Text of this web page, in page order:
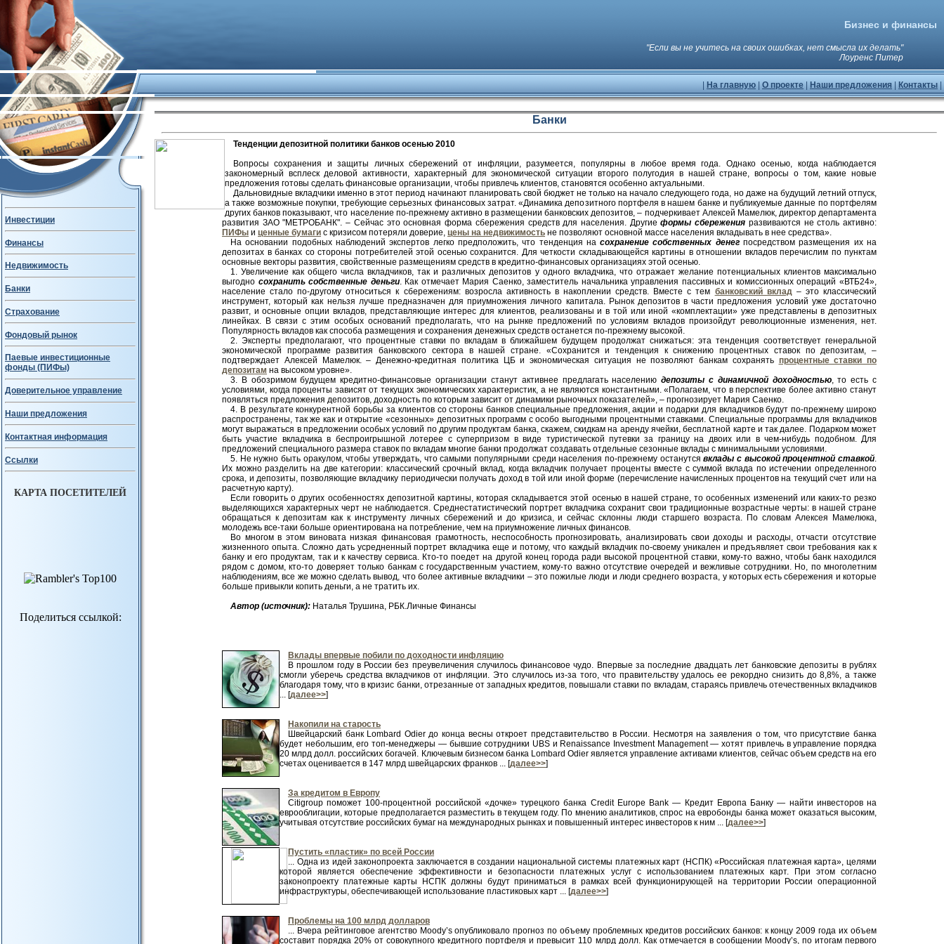
Бизнес и финансы
"Если вы не учитесь на своих ошибках, нет смысла их делать"
Лоуренс Питер
На главную О проекте Наши предложения Контакты
Инвестиции
Финансы
Недвижимость
Банки
Страхование
Фондовый рынок
Паевые инвестиционные
фонды (ПИФы)
Доверительное управление
Наши предложения
Контактная информация
Ссылки
КАРТА ПОСЕТИТЕЛЕЙ
Поделиться ссылкой:
Банки
Тенденции депозитной политики банков осенью 2010
Вопросы сохранения и защиты личных сбережений от инфляции, разумеется, популярны в любое время года. Однако осенью, когда наблюдается
закономерный всплеск деловой активности, характерный для экономической ситуации второго полугодия в нашей стране, вопросы о том, какие новые
предложения готовы сделать финансовые организации, чтобы привлечь клиентов, становятся особенно актуальными.
Дальновидные вкладчики именно в этот период начинают планировать свой бюджет не только на начало следующего года, но даже на будущий летний отпуск,
а также возможные покупки, требующие серьезных финансовых затрат. «Динамика депозитного портфеля в нашем банке и публикуемые данные по портфелям
других банков показывают, что население по-прежнему активно в размещении банковских депозитов, – подчеркивает Алексей Мамелюк, директор департамента
развития ЗАО "МЕТРОБАНК". – Сейчас это основная форма сбережения средств для населения. Другиеформы сбережения развиваются не столь активно:
ПИФы и ценные бумаги с кризисом потеряли доверие, цены на недвижимость не позволяют основной массе населения вкладывать в нее средства».
На основании подобных наблюдений экспертов легко предположить, что тенденция насохранение собственных денегпосредством размещения их на
депозитах в банках со стороны потребителей этой осенью сохранится. Для четкости складывающейся картины в отношении вкладов перечислим по пунктам
основные векторы развития, свойственные размещениям средств в кредитно-финансовых организациях этой осенью.
1. Увеличение как общего числа вкладчиков, так и различных депозитов у одного вкладчика, что отражает желание потенциальных клиентов максимально
выгодно сохранить собственные деньги. Как отмечает Мария Саенко, заместитель начальника управления пассивных и комиссионных операций «ВТБ24»,
население стало по-другому относиться к сбережениям: возросла активность в накоплении средств. Вместе с тем банковский вклад– это классический
инструмент, который как нельзя лучше предназначен для приумножения личного капитала. Рынок депозитов в части предложения условий уже достаточно
развит, и основные опции вкладов, представляющие интерес для клиентов, реализованы и в той или иной «комплектации» уже представлены в депозитных
линейках. В связи с этим особых оснований предполагать, что на рынке предложений по условиям вкладов произойдут революционные изменения, нет.
Популярность вкладов как способа размещения и сохранения денежных средств останется по-прежнему высокой.
2. Эксперты предполагают, что процентные ставки по вкладам в ближайшем будущем продолжат снижаться: эта тенденция соответствует генеральной
экономической программе развития банковского сектора в нашей стране. «Сохранится и тенденция к снижению процентных ставок по депозитам, –
подтверждает Алексей Мамелюк. – Денежно-кредитная политика ЦБ и экономическая ситуация не позволяют банкам сохранять процентные ставки по
депозитам на высоком уровне».
3. В обозримом будущем кредитно-финансовые организации станут активнее предлагать населениюдепозиты с динамичной доходностью, то есть с
условиями, когда проценты зависят от текущих экономических характеристик, а не являются константными. «Полагаем, что в перспективе более активно станут
появляться предложения депозитов, доходность по которым зависит от динамики рыночных показателей», – прогнозирует Мария Саенко.
4. В результате конкурентной борьбы за клиентов со стороны банков специальные предложения, акции и подарки для вкладчиков будут по-прежнему широко
распространены, так же как и открытие «сезонных» депозитных программ с особо выгодными процентными ставками. Специальные программы для вкладчиков
могут выражаться в предложении особых условий по другим продуктам банка, скажем, скидкам на аренду ячейки, бесплатной карте и так далее. Подарком может
быть участие вкладчика в беспроигрышной лотерее с суперпризом в виде туристической путевки за границу на двоих или в чем-нибудь подобном. Для
предложений специального размера ставок по вкладам многие банки продолжат создавать отдельные сезонные вклады с минимальными условиями.
5. Не нужно быть оракулом, чтобы утверждать, что самыми популярными среди населения по-прежнему останутсявклады с высокой процентной ставкой.
Их можно разделить на две категории: классический срочный вклад, когда вкладчик получает проценты вместе с суммой вклада по истечении определенного
срока, и депозиты, позволяющие вкладчику периодически получать доход в той или иной форме (перечисление начисленных процентов на текущий счет или на
расчетную карту).
Если говорить о других особенностях депозитной картины, которая складывается этой осенью в нашей стране, то особенных изменений или каких-то резко
выделяющихся характерных черт не наблюдается. Среднестатистический портрет вкладчика сохранит свои традиционные возрастные черты: в нашей стране
обращаться к депозитам как к инструменту личных сбережений и до кризиса, и сейчас склонны люди старшего возраста. По словам Алексея Мамелюка,
молодежь все-таки больше ориентирована на потребление, чем на приумножение личных финансов.
Во многом в этом виновата низкая финансовая грамотность, неспособность прогнозировать, анализировать свои доходы и расходы, отчасти отсутствие
жизненного опыта. Сложно дать усредненный портрет вкладчика еще и потому, что каждый вкладчик по-своему уникален и предъявляет свои требования как к
банку и его продуктам, так и к качеству сервиса. Кто-то поедет на другой конец города ради высокой процентной ставки, кому-то важно, чтобы банк находился
рядом с домом, кто-то доверяет только банкам с государственным участием, кому-то важно отсутствие очередей и вежливые сотрудники. Но, по многолетним
наблюдениям, все же можно сделать вывод, что более активные вкладчики – это пожилые люди и люди среднего возраста, у которых есть сбережения и которые
больше привыкли копить деньги, а не тратить их.
Автор (источник): Наталья Трушина, РБК.Личные Финансы
Вклады впервые побили по доходности инфляцию
В прошлом году в России без преувеличения случилось финансовое чудо. Впервые за последние двадцать лет банковские депозиты в рублях
смогли уберечь средства вкладчиков от инфляции. Это случилось из-за того, что правительству удалось ее рекордно снизить до 8,8%, а также
благодаря тому, что в кризис банки, отрезанные от западных кредитов, повышали ставки по вкладам, стараясь привлечь отечественных вкладчиков
... [далее>>]
Накопили на старость
Швейцарский банк Lombard Odier до конца весны откроет представительство в России. Несмотря на заявления о том, что присутствие банка
будет небольшим, его топ-менеджеры — бывшие сотрудники UBS и Renaissance Investment Management — хотят привлечь в управление порядка
20 млрд долл. российских богачей. Ключевым бизнесом банка Lombard Odier является управление активами клиентов, сейчас объем средств на его
счетах оценивается в 147 млрд швейцарских франков ... [далее>>]
За кредитом в Европу
Citigroup поможет 100-процентной российской «дочке» турецкого банка Credit Europe Bank — Кредит Европа Банку — найти инвесторов на
еврооблигации, которые предполагается разместить в текущем году. По мнению аналитиков, спрос на евробонды банка может оказаться высоким,
учитывая отсутствие российских бумаг на международных рынках и повышенный интерес инвесторов к ним ... [далее>>]
Пустить «пластик» по всей России
... Одна из идей законопроекта заключается в создании национальной системы платежных карт (НСПК) «Российская платежная карта», целями
которой является обеспечение эффективности и безопасности платежных услуг с использованием платежных карт. При этом согласно
законопроекту платежные карты НСПК должны будут приниматься в рамках всей функционирующей на территории России операционной
инфраструктуры, обеспечивающей использование пластиковых карт ... [далее>>]
Проблемы на 100 млрд долларов
... Вчера рейтинговое агентство Moody’s опубликовало прогноз по объему проблемных кредитов российских банков: к концу 2009 года их объем
составит порядка 20% от совокупного кредитного портфеля и превысит 110 млрд долл. Как отмечается в сообщении Moody’s, по итогам первого